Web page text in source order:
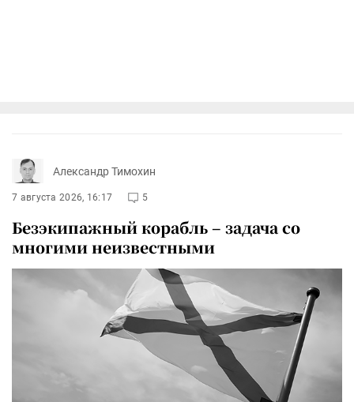
Александр Тимохин
7 августа 2026, 16:17 5
Безэкипажный корабль – задача со
многими неизвестными